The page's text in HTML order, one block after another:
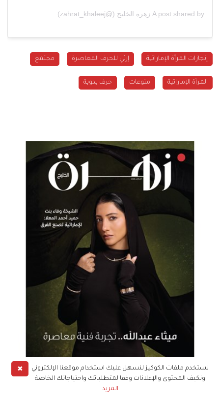
A post shared by زهرة الخليج (@zahrat_khaleej)
إنجازات المرأة الإماراتية إرثي للحرف المعاصرة مجتمع
المرأة الإماراتية منوعات حرف يدوية
احصل على نسختك الورقية أو الرقمية
✖
نستخدم ملفات الكوكيز لنسهل عليك استخدام موقعنا الإلكتروني
ونكيف المحتوى والإعلانات وفقا لمتطلباتك واحتياجاتك الخاصة
المزيد